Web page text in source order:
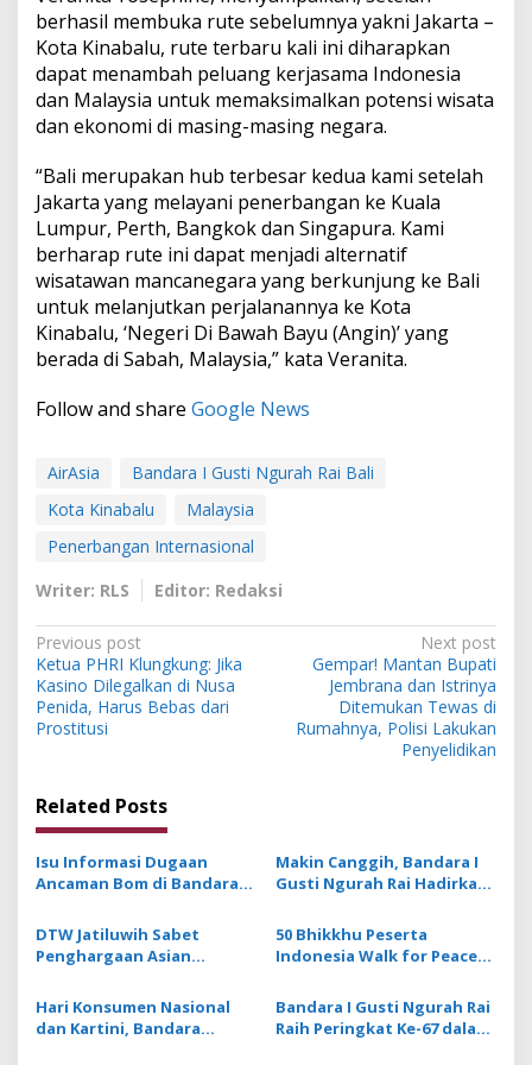
berhasil membuka rute sebelumnya yakni Jakarta –
Kota Kinabalu, rute terbaru kali ini diharapkan
dapat menambah peluang kerjasama Indonesia
dan Malaysia untuk memaksimalkan potensi wisata
dan ekonomi di masing-masing negara.
“Bali merupakan hub terbesar kedua kami setelah
Jakarta yang melayani penerbangan ke Kuala
Lumpur, Perth, Bangkok dan Singapura. Kami
berharap rute ini dapat menjadi alternatif
wisatawan mancanegara yang berkunjung ke Bali
untuk melanjutkan perjalanannya ke Kota
Kinabalu, ‘Negeri Di Bawah Bayu (Angin)’ yang
berada di Sabah, Malaysia,” kata Veranita.
Follow and share Google News
AirAsia
Bandara I Gusti Ngurah Rai Bali
Kota Kinabalu
Malaysia
Penerbangan Internasional
Writer: RLS
Editor: Redaksi
P
o
s
t
a
v
i
a
i
o
Previous post
Ketua PHRI Klungkung: Jika
Kasino Dilegalkan di Nusa
Penida, Harus Bebas dari
Prostitusi
Next post
Gempar! Mantan Bupati
Jembrana dan Istrinya
Ditemukan Tewas di
Rumahnya, Polisi Lakukan
Penyelidikan
Related Posts
Isu Informasi Dugaan
Ancaman Bom di Bandara
Benar, Operasional
Penerbangan Lancar
Makin Canggih, Bandara I
Gusti Ngurah Rai Hadirkan
ExperIA
DTW Jatiluwih Sabet
Penghargaan Asian
Awards 2025–2026 dari TIN
Media Malaysia
50 Bhikkhu Peserta
Indonesia Walk for Peace
Hari Konsumen Nasional
dan Kartini, Bandara
Bandara I Gusti Ngurah Rai
Raih Peringkat Ke-67 dalam